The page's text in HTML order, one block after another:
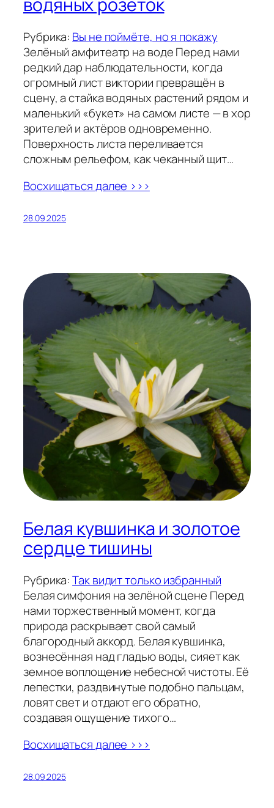
водяных розеток
Рубрика: Вы не поймёте, но я покажу
Зелёный амфитеатр на воде Перед нами
редкий дар наблюдательности, когда
огромный лист виктории превращён в
сцену, а стайка водяных растений рядом и
маленький «букет» на самом листе — в хор
зрителей и актёров одновременно.
Поверхность листа переливается
сложным рельефом, как чеканный щит…
Восхищаться далее >>>
28.09.2025
Белая кувшинка и золотое
сердце тишины
Рубрика:Так видит только избранный
Белая симфония на зелёной сцене Перед
нами торжественный момент, когда
природа раскрывает свой самый
благородный аккорд. Белая кувшинка,
вознесённая над гладью воды, сияет как
земное воплощение небесной чистоты. Её
лепестки, раздвинутые подобно пальцам,
ловят свет и отдают его обратно,
создавая ощущение тихого…
Восхищаться далее >>>
28.09.2025